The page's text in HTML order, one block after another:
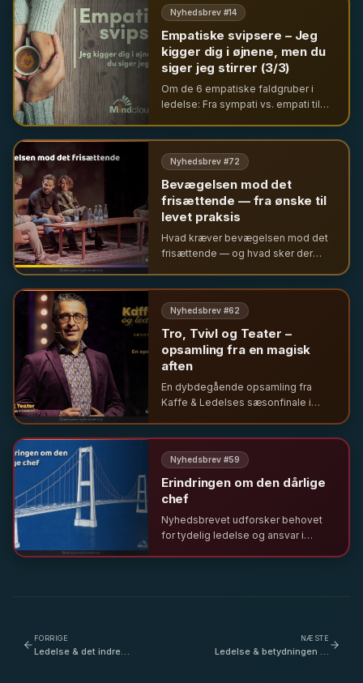
Nyhedsbrev #14
Empatiske svipsere – Jeg
kigger dig i øjnene, men du
siger jeg stirrer (3/3)
Om de 6 empatiske faldgruber i
ledelse: Fra sympati vs. empati til
Nyhedsbrev #72
Bevægelsen mod det
frisættende — fra ønske til
levet praksis
Hvad kræver bevægelsen mod det
frisættende — og hvad sker der
gruppe og organisation, med afsæt i
Clever-historien.
Nyhedsbrev #62
Tro, Tvivl og Teater –
opsamling fra en magisk
aften
En dybdegående opsamling fra
Kaffe & Ledelses sæsonfinale i
sammen med førende eksperter og
unge ledere.
Nyhedsbrev #59
Erindringen om den dårlige
chef
Nyhedsbrevet udforsker behovet
for tydelig ledelse og ansvar i
autoritet.
FORRIGE
Ledelse & det indre
NÆSTE
Ledelse & betydningen af